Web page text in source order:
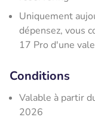
Uniquement
dépensez, vous
17 Pro d'une
Conditions
Valable à partir
2026